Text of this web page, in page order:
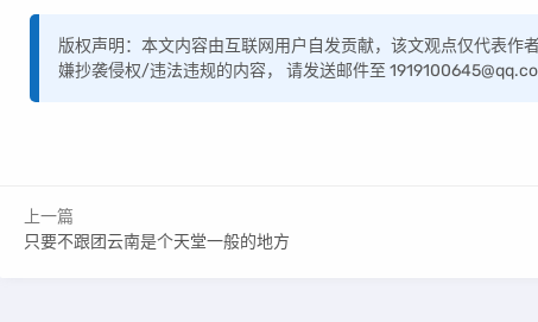
版权声明：本文内容由互联网用户自发贡献，该文观点仅代表
嫌抄袭侵权/违法违规的内容， 请发送邮件至
上一篇
只要不跟团云南是个天堂一般的地方